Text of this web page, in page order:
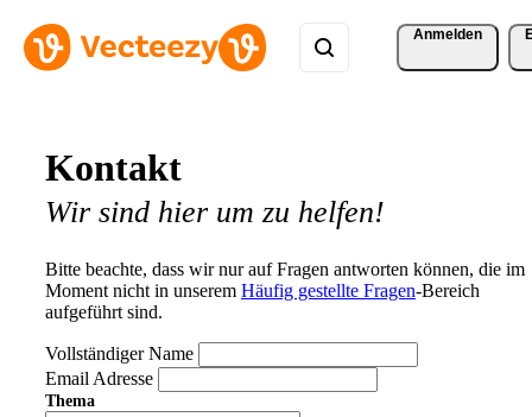
Anmelden
Kontakt
Wir sind hier um zu helfen!
Bitte beachte, dass wir nur auf Fragen antworten können, die im
Moment nicht in unserem Häufig gestellte Fragen-Bereich
aufgeführt sind.
Vollständiger Name
Email Adresse
Thema